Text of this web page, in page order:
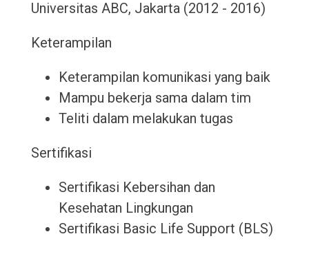
Universitas ABC, Jakarta (2012 - 2016)
Keterampilan
Keterampilan komunikasi yang baik
Mampu bekerja sama dalam tim
Teliti dalam melakukan tugas
Sertifikasi
Sertifikasi Kebersihan dan
Kesehatan Lingkungan
Sertifikasi Basic Life Support (BLS)